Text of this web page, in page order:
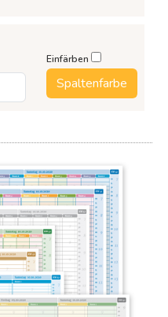
Einfärben
Spaltenfarbe
notizblock24.ch
sharememories.de